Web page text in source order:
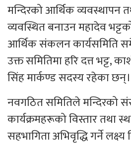
मन्दिरको आर्थिक व्यवस्थापन
व्यवस्थित बनाउन महादेव
आर्थिक संकलन कार्यसमिति
उक्त समितिमा हरि दत्त भट्ट,
सिंह मार्कण्ड सदस्य रहेका छन्।
नवगठित समितिले मन्दिरको
कार्यक्रमहरूको विस्तार तथा
सहभागिता अभिवृद्धि गर्ने